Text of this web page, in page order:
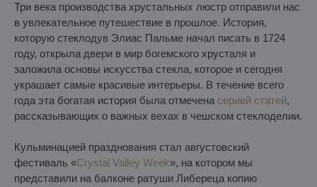
Три века производства хрустальных люстр отправили нас
в увлекательное путешествие в прошлое. История,
которую стеклодув Элиас Пальме начал писать в 1724
году, открыла двери в мир богемского хрусталя и
заложила основы искусства стекла, которое и сегодня
украшает самые красивые интерьеры. В течение всего
года эта богатая история была отмечена серией статей,
рассказывающих о важных вехах в чешском стеклоделии.
Кульминацией празднования стал августовский
фестиваль «Crystal Valley Week», на котором мы
представили на балконе ратуши Либереца копию